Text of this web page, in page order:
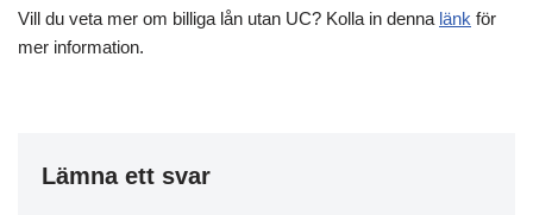
Vill du veta mer om billiga lån utan UC? Kolla in denna länk för
mer information.
Lämna ett svar